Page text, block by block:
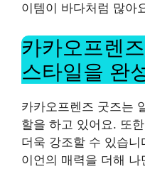
이템이 바다처럼 많아
카카오프렌
스타일을 완
카카오프렌즈 굿즈는
할을 하고 있어요. 또
더욱 강조할 수 있습
이언의 매력을 더해